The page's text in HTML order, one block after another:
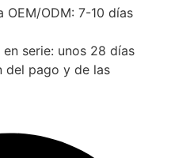
OEM/ODM: 7-10 días
serie: unos 28 días
del pago y de las